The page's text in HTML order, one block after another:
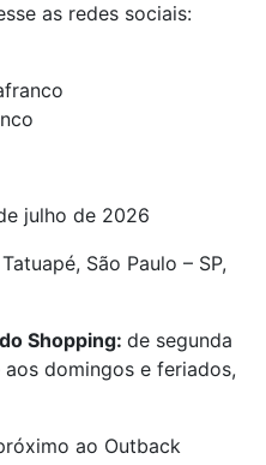
as redes sociais:
julho de 2026
São Paulo – SP,
Shopping: de segunda
domingos e feriados,
ao Outback